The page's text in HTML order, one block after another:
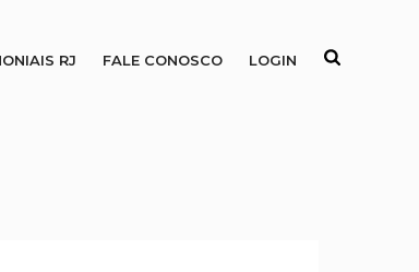
RJ FALE CONOSCO LOGIN